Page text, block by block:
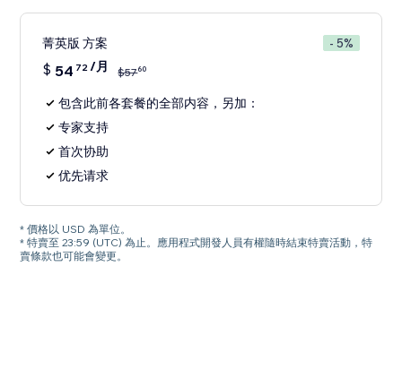
菁英版 方案 - 5%
$ 54 72/月 $5760
包含此前各套餐的全部内容，另加：
专家支持
首次协助
优先请求
* 價格以 USD 為單位。
* 特賣至 23:59 (UTC) 為止。應用程式開發人員有權隨時結束特賣活動，特
賣條款也可能會變更。